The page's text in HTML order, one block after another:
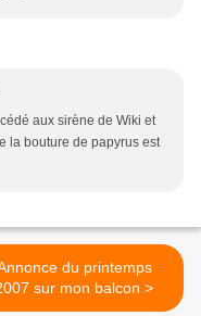
aux sirène de Wiki et
la bouture de papyrus est
du printemps
2007 sur mon balcon >